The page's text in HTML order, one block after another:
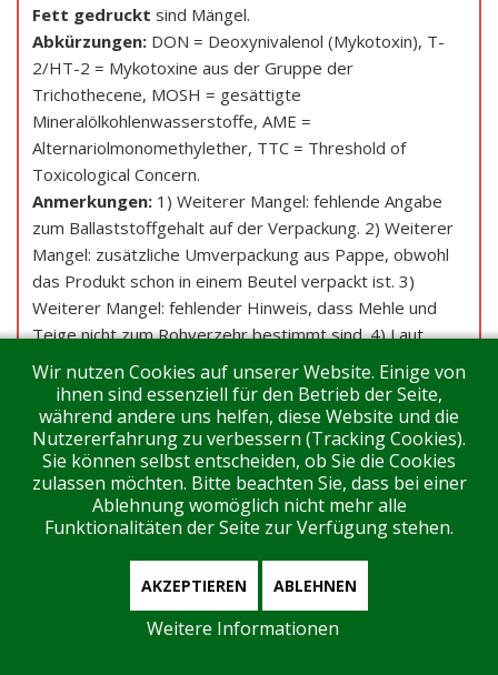
Fett gedruckt sind Mängel.
Abkürzungen: DON = Deoxynivalenol (Mykotoxin), T-
2/HT-2 = Mykotoxine aus der Gruppe der
Trichothecene, MOSH = gesättigte
Mineralölkohlenwasserstoffe, AME =
Alternariolmonomethylether, TTC = Threshold of
Toxicological Concern.
Anmerkungen: 1) Weiterer Mangel: fehlende Angabe
zum Ballaststoffgehalt auf der Verpackung. 2) Weiterer
Mangel: zusätzliche Umverpackung aus Pappe, obwohl
das Produkt schon in einem Beutel verpackt ist. 3)
Weiterer Mangel: fehlender Hinweis, dass Mehle und
Teige nicht zum Rohverzehr bestimmt sind. 4) Laut
Anbieter wurde das Produkt bei Aldi Süd bereits Ende
Oktober ausgelistet, Restbestände werden abverkauft.
5) Laut Herstellergutachten zu chargengleichem
Produkt wurden geringere MOSH-Gehalte
nachgewiesen 6) Laut Anbieter wird das Produkt nicht
mehr hergestellt, Restbestände werden abverkauft. 7)
Weiterer Mangel: zu starke Abweichung des deklarierten
Schimmelpilzbefunde im Spurenbereich nachgewiesen. 9)
Wir nutzen Cookies auf unserer Website. Einige von
ihnen sind essenziell für den Betrieb der Seite,
während andere uns helfen, diese Website und die
Nutzererfahrung zu verbessern (Tracking Cookies).
Sie können selbst entscheiden, ob Sie die Cookies
zulassen möchten. Bitte beachten Sie, dass bei einer
Ablehnung womöglich nicht mehr alle
Funktionalitäten der Seite zur Verfügung stehen.
AKZEPTIEREN ABLEHNEN
Weitere Informationen